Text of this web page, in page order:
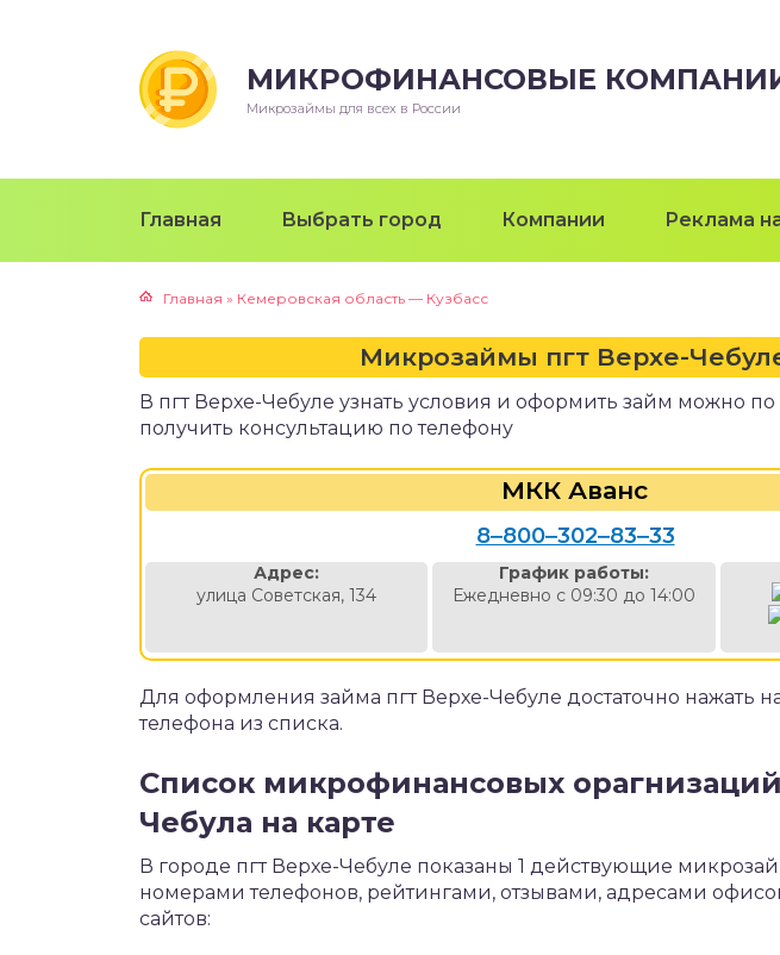
МИКРОФИНАНСОВЫЕ
Микрозаймы для всех в России
Главная Выбрать город Компании Реклама
Главная » Кемеровская область — Кузбасс
Микрозаймы пгт Верхе-
В пгт Верхе-Чебуле узнать условия и оформить займ можно
получить консультацию по телефону
МКК Аванс
8‒800‒302‒83‒33
Адрес:
улица Советская, 134
График работы:
Ежедневно с 09:30 до 14:00
Для оформления займа пгт Верхе-Чебуле достаточно нажать
телефона из списка.
Список микрофинансовых орагнизаций
Чебула на карте
В городе пгт Верхе-Чебуле показаны 1 действующие
номерами телефонов, рейтингами, отзывами, адресами
сайтов: